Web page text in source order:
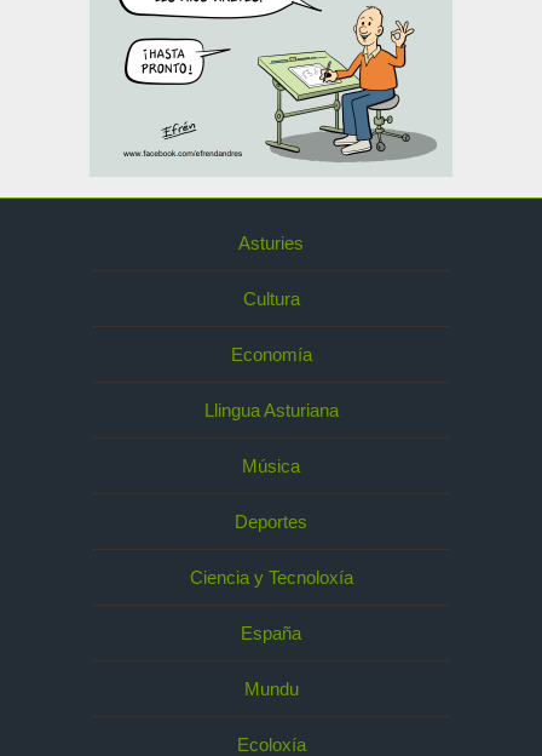
Asturies
Cultura
Economía
Llingua Asturiana
Música
Deportes
Ciencia y Tecnoloxía
España
Mundu
Ecoloxía